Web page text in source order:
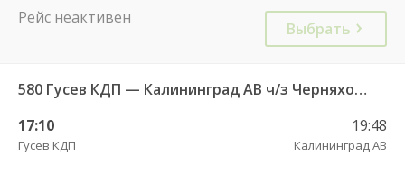
Рейс неактивен
Выбрать
580 Гусев КДП — Калининград АВ ч/з Черняховск АС
17:10
Гусев КДП
19:48
Калининград АВ